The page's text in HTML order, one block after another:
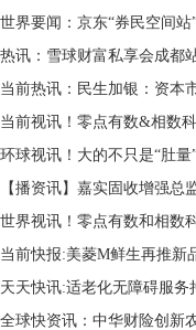
世界要闻：京东“券民空间
热讯：雪球财富私享会成都
当前热讯：民生加银：资本
当前视讯！零点有数&相数
环球视讯！大的不只是“肚
【播资讯】嘉实固收增强总
世界视讯！零点有数和相数
当前快报:美菱M鲜生再推新
天天快讯:适老化无障碍服
全球快资讯：中华财险创新